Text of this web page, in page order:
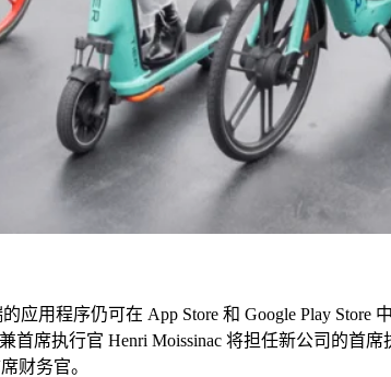
应用程序仍可在 App Store 和 Google Play Store
首席执行官 Henri Moissinac 将担任新公司的首席
财务官。